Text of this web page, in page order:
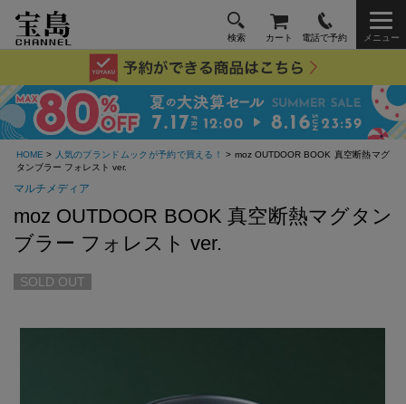
検索 カート 電話で予約 メニュー
HOME > 人気のブランドムックが予約で買える！
> moz OUTDOOR BOOK 真空断熱マグ
タンブラー フォレスト ver.
マルチメディア
moz OUTDOOR BOOK 真空断熱マグタン
ブラー フォレスト ver.
SOLD OUT